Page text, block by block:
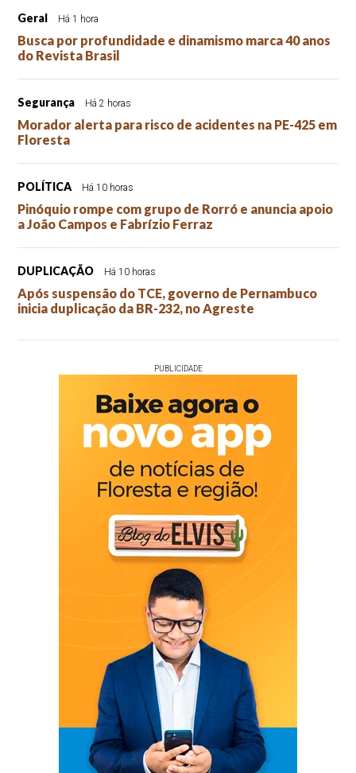
Geral Há 1 hora
Busca por profundidade e dinamismo marca 40 anos
do Revista Brasil
Segurança Há 2 horas
Morador alerta para risco de acidentes na PE-425 em
Floresta
POLÍTICA Há 10 horas
Pinóquio rompe com grupo de Rorró e anuncia apoio
a João Campos e Fabrízio Ferraz
DUPLICAÇÃO Há 10 horas
Após suspensão do TCE, governo de Pernambuco
inicia duplicação da BR-232, no Agreste
PUBLICIDADE